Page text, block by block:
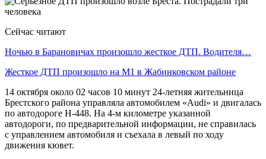
Сейчас читают
Ночью в Барановичах произошло жесткое ДТП. Водителя…
Жесткое ДТП произошло на М1 в Жабинковском районе
14 октября около 02 часов 10 минут 24-летняя жительница
Брестского района управляла автомобилем «Audi» и двигалась
по автодороге H-448. На 4-м километре указанной
автодороги, по предварительной информации, не справилась
с управлением автомобиля и съехала в левый по ходу
движения кювет.